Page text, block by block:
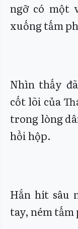
ngỡ có một
xuống tấm
Nhìn thấy
cốt lõi của
trong lòng
hồi hộp.
Hắn hít sâu
tay, ném tấm